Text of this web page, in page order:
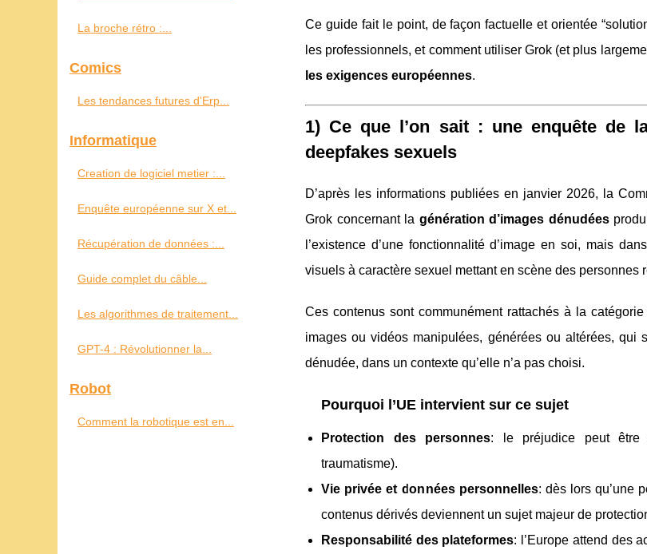
Ce guide fait le point, de façon factuelle et orientée
les professionnels, et comment utiliser Grok (et plus
les exigences européennes.
1) Ce que l’on sait : une enquête de
deepfakes sexuels
D’après les informations publiées en janvier 2026, la
Grok concernant la génération d’images dénudées
l’existence d’une fonctionnalité d’image en soi, mais
visuels à caractère sexuel mettant en scène des personnes
Ces contenus sont communément rattachés à la
images ou vidéos manipulées, générées ou altérées, qui
dénudée, dans un contexte qu’elle n’a pas choisi.
Pourquoi l’UE intervient sur ce sujet
Protection des personnes: le préjudice peut être
traumatisme).
Vie privée et données personnelles: dès lors qu’une
contenus dérivés deviennent un sujet majeur de
Responsabilité des plateformes: l’Europe attend des
La broche rétro :...
Comics
Les tendances futures d'Erp...
Informatique
Creation de logiciel metier :...
Enquête européenne sur X et...
Récupération de données :...
Guide complet du câble...
Les algorithmes de traitement...
GPT-4 : Révolutionner la...
Robot
Comment la robotique est en...